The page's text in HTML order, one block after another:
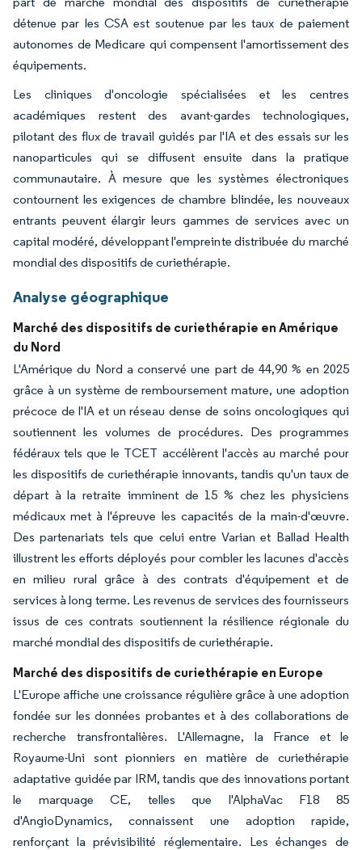
détenue par les CSA est soutenue par les taux de paiement
autonomes de Medicare qui compensent l'amortissement des
équipements.
Les cliniques d'oncologie spécialisées et les centres
académiques restent des avant-gardes technologiques,
pilotant des flux de travail guidés par l'IA et des essais sur les
nanoparticules qui se diffusent ensuite dans la pratique
communautaire. À mesure que les systèmes électroniques
contournent les exigences de chambre blindée, les nouveaux
entrants peuvent élargir leurs gammes de services avec un
capital modéré, développant l'empreinte distribuée du marché
mondial des dispositifs de curiethérapie.
Analyse géographique
Marché des dispositifs de curiethérapie en Amérique
du Nord
L'Amérique du Nord a conservé une part de 44,90 % en 2025
grâce à un système de remboursement mature, une adoption
précoce de l'IA et un réseau dense de soins oncologiques qui
soutiennent les volumes de procédures. Des programmes
fédéraux tels que le TCET accélèrent l'accès au marché pour
les dispositifs de curiethérapie innovants, tandis qu'un taux de
départ à la retraite imminent de 15 % chez les physiciens
médicaux met à l'épreuve les capacités de la main-d'œuvre.
Des partenariats tels que celui entre Varian et Ballad Health
illustrent les efforts déployés pour combler les lacunes d'accès
en milieu rural grâce à des contrats d'équipement et de
services à long terme. Les revenus de services des fournisseurs
issus de ces contrats soutiennent la résilience régionale du
marché mondial des dispositifs de curiethérapie.
Marché des dispositifs de curiethérapie en Europe
L'Europe affiche une croissance régulière grâce à une adoption
fondée sur les données probantes et à des collaborations de
recherche transfrontalières. L'Allemagne, la France et le
Royaume-Uni sont pionniers en matière de curiethérapie
adaptative guidée par IRM, tandis que des innovations portant
le marquage CE, telles que l'AlphaVac F18 85
d'AngioDynamics, connaissent une adoption rapide,
renforçant la prévisibilité réglementaire. Les échanges de